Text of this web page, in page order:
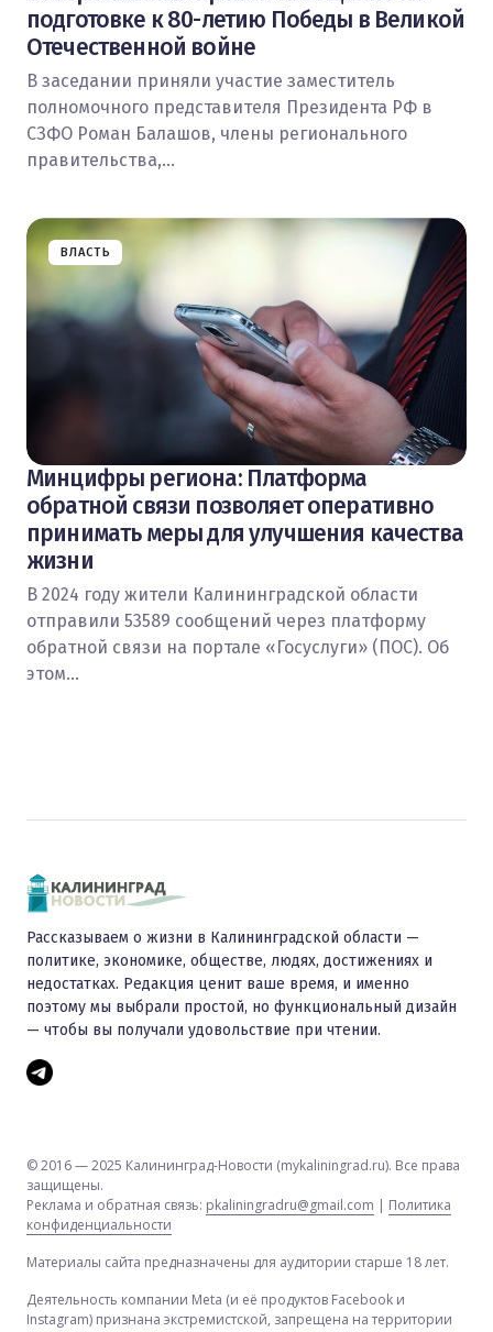
подготовке к 80-летию Победы в Великой
Отечественной войне
В заседании приняли участие заместитель
полномочного представителя Президента РФ в
СЗФО Роман Балашов, члены регионального
правительства,…
ВЛАСТЬ
Минцифры региона: Платформа
обратной связи позволяет оперативно
принимать меры для улучшения качества
жизни
В 2024 году жители Калининградской области
отправили 53589 сообщений через платформу
обратной связи на портале «Госуслуги» (ПОС). Об
этом…
Рассказываем о жизни в Калининградской области —
политике, экономике, обществе, людях, достижениях и
недостатках. Редакция ценит ваше время, и именно
поэтому мы выбрали простой, но функциональный дизайн
— чтобы вы получали удовольствие при чтении.
© 2016 — 2025 Калининград-Новости (mykaliningrad.ru). Все права
защищены.
Реклама и обратная связь: pkaliningradru@gmail.com | Политика
конфиденциальности
Материалы сайта предназначены для аудитории старше 18 лет.
Деятельность компании Meta (и её продуктов Facebook и
Instagram) признана экстремистской, запрещена на территории